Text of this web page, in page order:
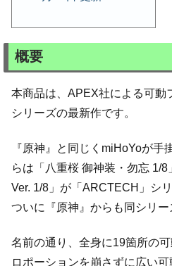
概要
本商品は、APEX社による可動
シリーズの最新作です。
『原神』と同じくmiHoYoが
らは「八重桜 御神装・勿忘 1/
Ver. 1/8」が「ARCTECH」シ
ついに『原神』からも同シリー
名前の通り、全身に19箇所の
ロポーションを崩さずに広い